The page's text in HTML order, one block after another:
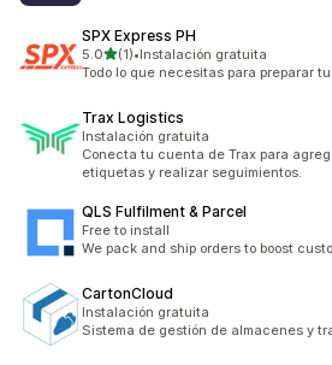
SPX Express PH
5.0de 5 estrellas
(1)
1 reseñas en total
•Instalación gratuita
Todo lo que necesitas para preparar
Trax Logistics
Instalación gratuita
Conecta tu cuenta de Trax para
etiquetas y realizar seguimientos.
QLS Fulfilment & Parcel
Free to install
We pack and ship orders to boost
CartonCloud
Instalación gratuita
Sistema de gestión de almacenes y